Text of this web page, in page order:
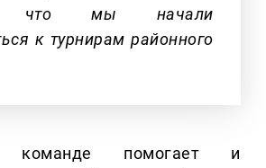
что мы начали
к турнирам районного
команде помогает и